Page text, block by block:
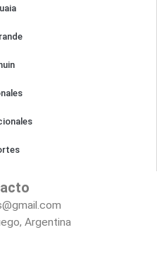
Argentina